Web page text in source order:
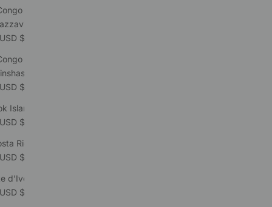
-
$)
-
$)
Islands
$)
Rica
$)
d’Ivoire
$)